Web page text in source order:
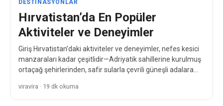
DESTINASYONLAR
Hırvatistan’da En Popüler
Aktiviteler ve Deneyimler
Giriş Hırvatistan’daki aktiviteler ve deneyimler, nefes kesici
manzaraları kadar çeşitlidir—Adriyatik sahillerine kurulmuş
ortaçağ şehirlerinden, safir sularla çevrili güneşli adalara
viravira · 19 dk okuma